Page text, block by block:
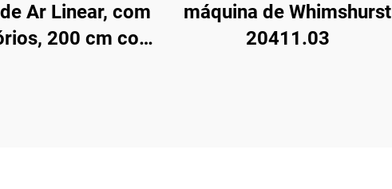
Ar Linear, com
200 cm com
máquina de Whimshurst
20411.03